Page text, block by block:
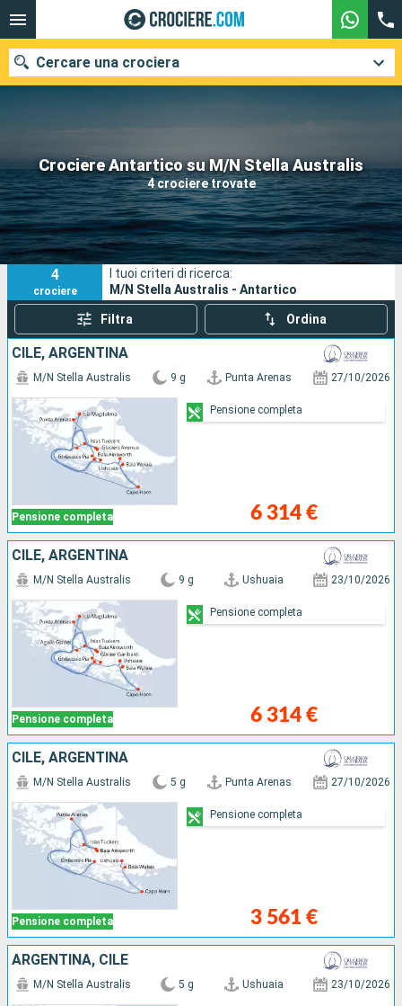
Crociere Antartico su M/N Stella Australis
4 crociere trovate
Cercare una crociera
Le nostre destinazioni
Mesi di partenza
Porti Compagnie
Ricerca
4
crociere
I tuoi criteri di ricerca:
M/N Stella Australis - Antartico
Filtra Ordina
CILE, ARGENTINA
Pensione completa
M/N Stella Australis 9 g Punta Arenas 27/10/2026
6 314 €
Pensione completa
CILE, ARGENTINA
Pensione completa
M/N Stella Australis 9 g Ushuaia 23/10/2026
6 314 €
Pensione completa
CILE, ARGENTINA
Pensione completa
M/N Stella Australis 5 g Punta Arenas 27/10/2026
3 561 €
Pensione completa
ARGENTINA, CILE
M/N Stella Australis 5 g Ushuaia 23/10/2026